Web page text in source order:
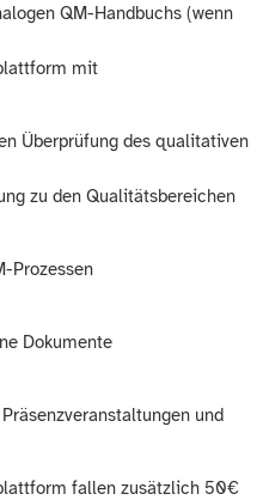
QM-Handbuchs (wenn
mit
Überprüfung des qualitativen
zu den Qualitätsbereichen
Prozessen
Dokumente
und
fallen zusätzlich 50€